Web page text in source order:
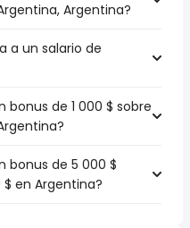
Argentina?
a un salario de
de 1 000 $ sobre
bonus de 5 000 $
en Argentina?